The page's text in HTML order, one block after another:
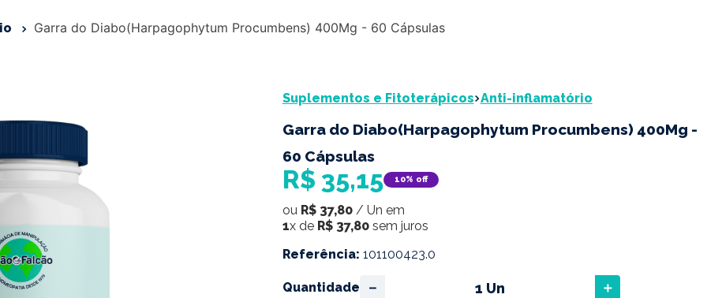
Garra do Diabo(Harpagophytum Procumbens) 400Mg - 60 Cápsulas
Suplementos e Fitoterápicos Anti-inflamatório
Garra do Diabo(Harpagophytum Procumbens) 400Mg -
60 Cápsulas
R$ 35,15 10% off
ou R$ 37,80/ Un em
1x de R$ 37,80sem juros
Referência: 101100423.0
Quantidade ＋
－